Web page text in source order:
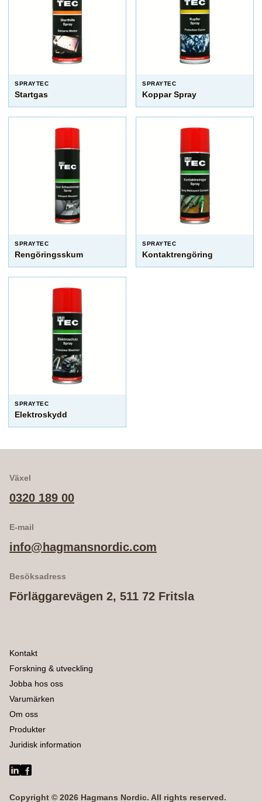
SPRAYTEC
Startgas
SPRAYTEC
Koppar Spray
SPRAYTEC
Rengöringsskum
SPRAYTEC
Kontaktrengöring
SPRAYTEC
Elektroskydd
Växel
0320 189 00
E-mail
info@hagmansnordic.com
Besöksadress
Förläggarevägen 2, 511 72 Fritsla
Kontakt
Forskning & utveckling
Jobba hos oss
Varumärken
Om oss
Produkter
Juridisk information
LinkedIn Facebook
Copyright © 2026 Hagmans Nordic. All rights reserved.